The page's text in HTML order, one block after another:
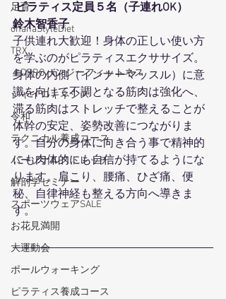
足育
ohanaStyleDiet
TRX
４DPROバンジーフィットネス
ジャイロキネシス
令和
テクニカル養成コース
パーソナルストレッチ
解剖学セミナー
スポーツウェアSALE
お花見満開
大運動会
ポールウォーキング
ピラティス養成コース
ピラティス定員５名（子連れOK）
鈴木智香子
子供連れ大歓迎！身体の正しい使い方
を学ぶのがピラティスエクササイズ。
身体の内側（インナーマッスル）に意
識を向けて不調となる筋肉は強化へ、
滞る筋肉はストレッチで整えることが
体幹の安定、姿勢改善につながりま
す。自分の身体に向き合う事で精神的
にも肉体的にも自信が持てるようにな
ります。肩こり、腰痛、ひざ痛、便
秘、自律神経も整える方向へ導きま
す。